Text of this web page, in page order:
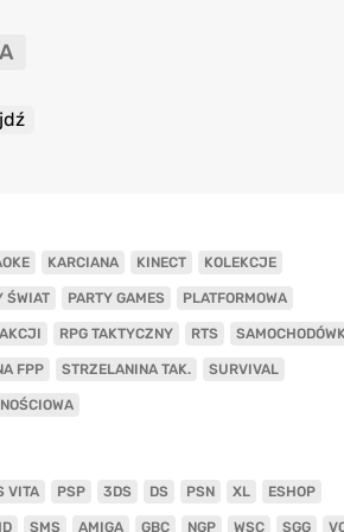
KARCIANA KINECT KOLEKCJE
ŚWIAT PARTY GAMES PLATFORMOWA
RPG TAKTYCZNY RTS
FPP STRZELANINA TAK. SURVIVAL
VITA PSP 3DS DS PSN XL ESHOP
SMS AMIGA GBC NGP WSC SGG